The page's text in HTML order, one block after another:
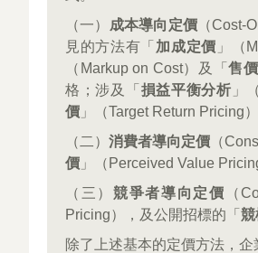
（一） 成本導向定價 （Cost-
見的方法有「 加成定價 」（
（Markup on Cost）及「售
格；涉及「 損益平衡分析 」
價 」（Target Return Pricing）
（二）消費者導向定價 （
價 」（Perceived Value
（三） 競爭者導向定價 （
Pricing），及公開招標的「 競
除了上述基本的定價方法，